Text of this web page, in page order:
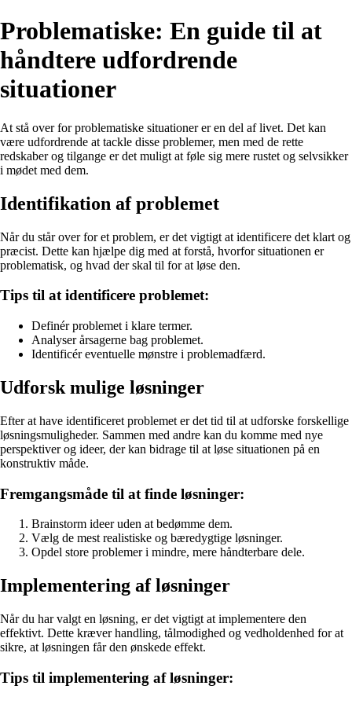
Problematiske: En guide til at
håndtere udfordrende
situationer
At stå over for problematiske situationer er en del af livet. Det kan
være udfordrende at tackle disse problemer, men med de rette
redskaber og tilgange er det muligt at føle sig mere rustet og selvsikker
i mødet med dem.
Identifikation af problemet
Når du står over for et problem, er det vigtigt at identificere det klart og
præcist. Dette kan hjælpe dig med at forstå, hvorfor situationen er
problematisk, og hvad der skal til for at løse den.
Tips til at identificere problemet:
Definér problemet i klare termer.
Analyser årsagerne bag problemet.
Identificér eventuelle mønstre i problemadfærd.
Udforsk mulige løsninger
Efter at have identificeret problemet er det tid til at udforske forskellige
løsningsmuligheder. Sammen med andre kan du komme med nye
perspektiver og ideer, der kan bidrage til at løse situationen på en
konstruktiv måde.
Fremgangsmåde til at finde løsninger:
Brainstorm ideer uden at bedømme dem.
Vælg de mest realistiske og bæredygtige løsninger.
Opdel store problemer i mindre, mere håndterbare dele.
Implementering af løsninger
Når du har valgt en løsning, er det vigtigt at implementere den
effektivt. Dette kræver handling, tålmodighed og vedholdenhed for at
sikre, at løsningen får den ønskede effekt.
Tips til implementering af løsninger: